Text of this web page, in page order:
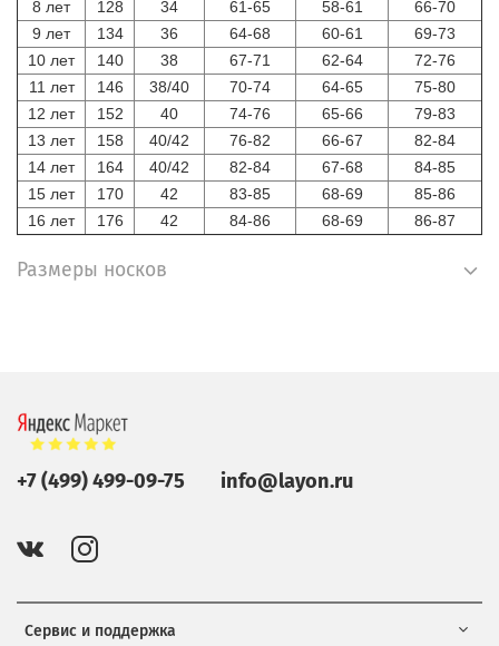
8 лет
128 34 61-65 58-61
66-70
9 лет
134 36 64-68 60-61
69-73
10 лет
140 38 67-71 62-64
72-76
11 лет
146 38/40 70-74 64-65
75-80
12 лет
152 40 74-76 65-66
79-83
13 лет
158 40/42 76-82 66-67
82-84
14 лет
164 40/42 82-84 67-68
84-85
15 лет
170 42 83-85 68-69
85-86
16 лет
176 42 84-86 68-69 86-87
Размеры носков
Сервис и поддержка
+7 (499) 499-09-75 info@layon.ru